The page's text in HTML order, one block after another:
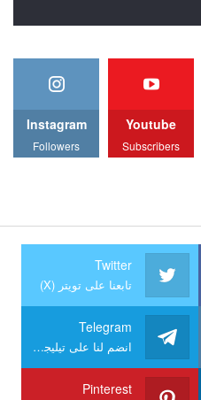
Youtube
Subscribers
Instagram
Followers
Twitter
تابعنا على تويتر (X)
Telegram
انضم لنا على تيليجرام
Pinterest